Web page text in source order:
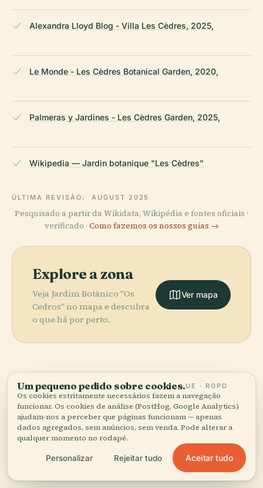
Alexandra Lloyd Blog - Villa Les Cèdres, 2025,
Le Monde - Les Cèdres Botanical Garden, 2020,
Palmeras y Jardines - Les Cèdres Garden, 2025,
Wikipedia — Jardin botanique "Les Cèdres"
ÚLTIMA REVISÃO: AUGUST 2025
Pesquisado a partir da Wikidata, Wikipédia e fontes oficiais ·
verificado · Como fazemos os nossos guias →
Explore a zona
Veja Jardim Botânico "Os
Cedros" no mapa e descubra
o que há por perto.
Ver mapa
More inSaint-Jean-
Cap-Ferrat.
1 lugares para descobrir — alguns que vale a pena
combinar.
Farol de Cap
Um pequeno pedido sobre cookies.UE · RGPD
Os cookies estritamente necessários fazem a navegação
funcionar. Os cookies de análise (PostHog, Google Analytics)
ajudam-nos a perceber que páginas funcionam — apenas
dados agregados, sem anúncios, sem venda. Pode alterar a
qualquer momento no rodapé.
Personalizar Rejeitar tudo Aceitar tudo